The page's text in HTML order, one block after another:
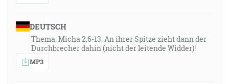
DEUTSCH
Thema: Micha 2,6-13: An ihrer Spitze zieht dann der
Durchbrecher dahin (nicht der leitende Widder)!
MP3